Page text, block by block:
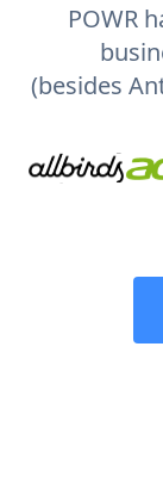
POWR
(besides